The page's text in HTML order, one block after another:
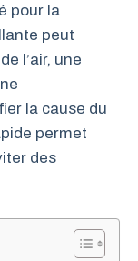
pour la
peut
l’air, une
la cause du
permet
des